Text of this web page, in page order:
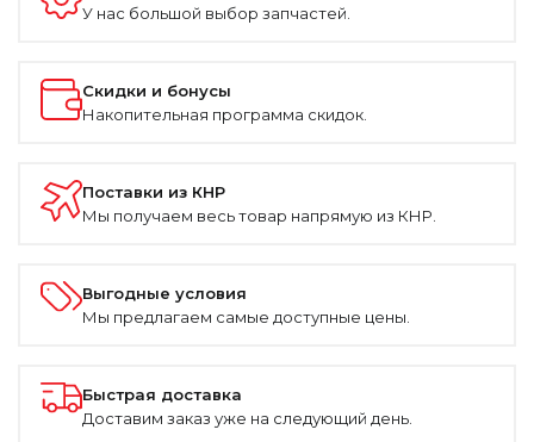
У нас большой выбор запчастей.
Скидки и бонусы
Накопительная программа скидок.
Поставки из КНР
Мы получаем весь товар напрямую из КНР.
Выгодные условия
Мы предлагаем самые доступные цены.
Быстрая доставка
Доставим заказ уже на следующий день.